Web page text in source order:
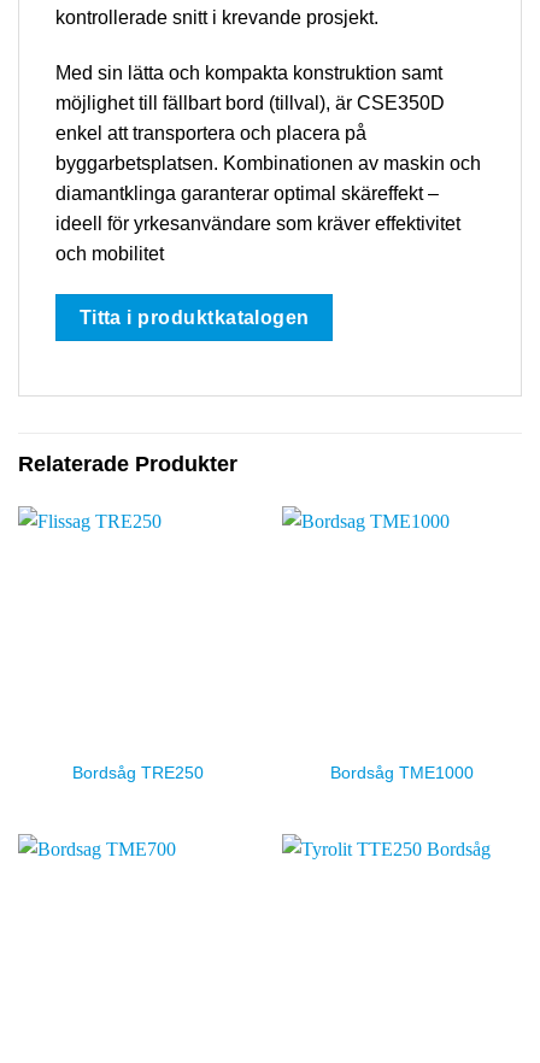
kontrollerade snitt i krevande prosjekt.
Med sin lätta och kompakta konstruktion samt
möjlighet till fällbart bord (tillval), är CSE350D
enkel att transportera och placera på
byggarbetsplatsen. Kombinationen av maskin och
diamantklinga garanterar optimal skäreffekt –
ideell för yrkesanvändare som kräver effektivitet
och mobilitet
Titta i produktkatalogen
Relaterade Produkter
Bordsåg TRE250 Bordsåg TME1000